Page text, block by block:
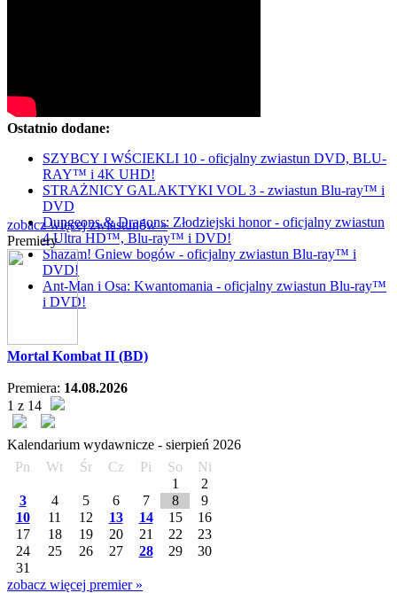
Ostatnio dodane:
SZYBCY I WŚCIEKLI 10 - oficjalny zwiastun DVD, BLU-
RAY™ i 4K UHD!
STRAŻNICY GALAKTYKI VOL 3 - zwiastun Blu-ray™ i
DVD
Dungeons & Dragons: Złodziejski honor - oficjalny zwiastun
4 Ultra HD™, Blu-ray™ i DVD!
Shazam! Gniew bogów - oficjalny zwiastun Blu-ray™ i
DVD!
Ant-Man i Osa: Kwantomania - oficjalny zwiastun Blu-ray™
i DVD!
zobacz więcej zwiastunów »
Premiery
Mortal Kombat II (BD)
Premiera: 14.08.2026
1 z 14
Kalendarium wydawnicze - sierpień 2026
Pn
Wt Śr Cz Pi So
Ni
1
2
3
4 5 6 7 8
9
10
11 12 13 14 15
16
17
18 19 20 21 22
23
24
25 26 27 28 29
30
31
zobacz więcej premier »